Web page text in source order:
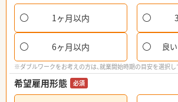
1ヶ月以内
6ヶ月以内 良
※ダブルワークをお考えの方は、就業開始時期の目安を選択し
希望雇用形態 必須